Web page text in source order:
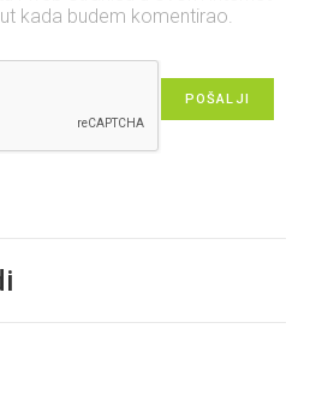
kada budem komentirao.